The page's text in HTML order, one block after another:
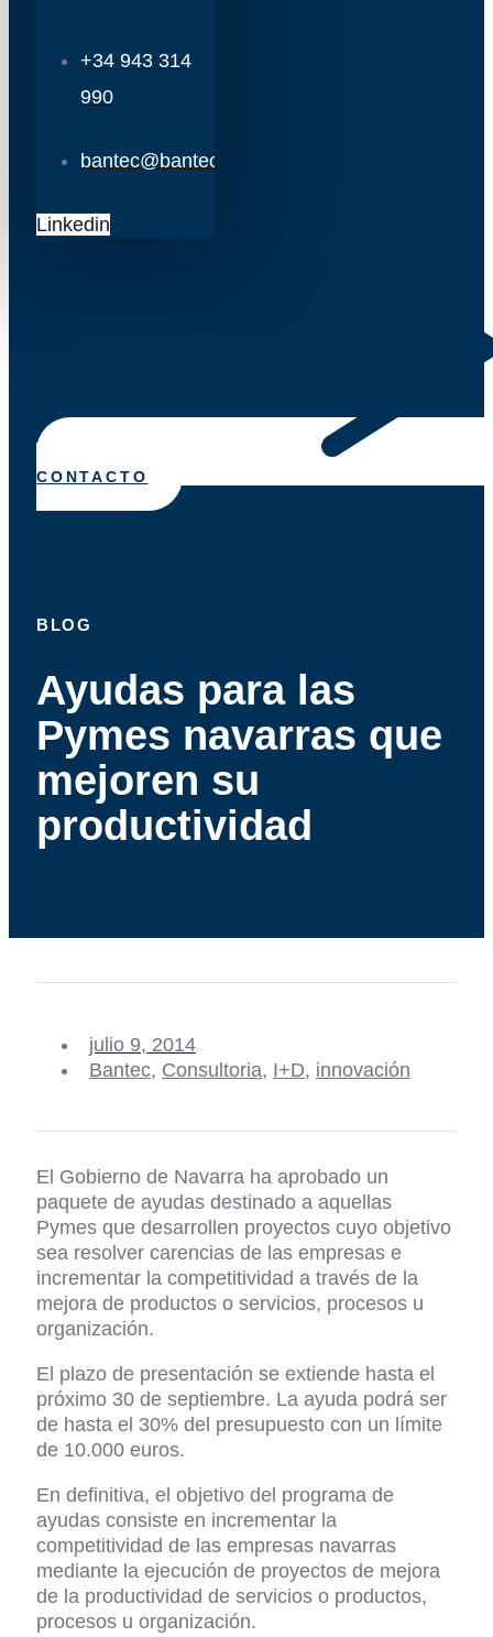
+34 943 314
990
bantec@bantec.es
Linkedin
CONTACTO
BLOG
Ayudas para las
Pymes navarras que
mejoren su
productividad
julio 9, 2014
Bantec, Consultoria, I+D, innovación
El Gobierno de Navarra ha aprobado un
paquete de ayudas destinado a aquellas
Pymes que desarrollen proyectos cuyo objetivo
sea resolver carencias de las empresas e
incrementar la competitividad a través de la
mejora de productos o servicios, procesos u
organización.
El plazo de presentación se extiende hasta el
próximo 30 de septiembre. La ayuda podrá ser
de hasta el 30% del presupuesto con un límite
de 10.000 euros.
En definitiva, el objetivo del programa de
ayudas consiste en incrementar la
competitividad de las empresas navarras
mediante la ejecución de proyectos de mejora
de la productividad de servicios o productos,
procesos u organización.